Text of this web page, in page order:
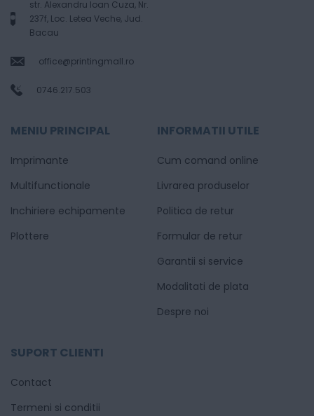
str. Alexandru Ioan Cuza, Nr.
237f, Loc. Letea Veche, Jud.
Bacau
office@printingmall.ro
0746.217.503
MENIU PRINCIPAL
Imprimante
Multifunctionale
Inchiriere echipamente
Plottere
INFORMATII UTILE
Cum comand online
Livrarea produselor
Politica de retur
Formular de retur
Garantii si service
Modalitati de plata
Despre noi
SUPORT CLIENTI
Contact
Termeni si conditii